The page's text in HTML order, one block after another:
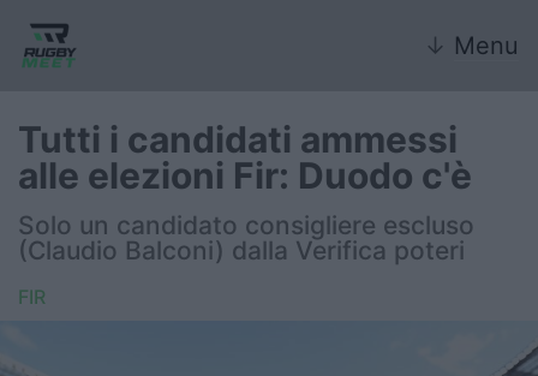
↓ Menu
Nazionali giovanili
Rugby Sevens
Tutti i candidati ammessi
alle elezioni Fir: Duodo c'è
Solo un candidato consigliere escluso
(Claudio Balconi) dalla Verifica poteri
FIR